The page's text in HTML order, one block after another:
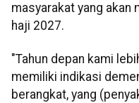
masyarakat yang akan
haji 2027.
"Tahun depan kami
memiliki indikasi
berangkat, yang